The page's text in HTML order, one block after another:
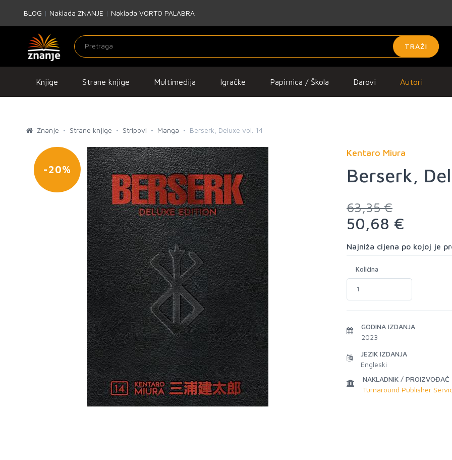
BLOG | Naklada ZNANJE | Naklada VORTO PALABRA
TRAŽI
Knjige Strane knjige Multimedija Igračke Papirnica / Škola Darovi Autori
Znanje Strane knjige Stripovi Manga Berserk, Deluxe vol. 14
-20%
Kentaro Miura
Berserk,
63,35 €
50,68 €
Najniža cijena po kojoj je
Količina
GODINA IZDANJA
2023
JEZIK IZDANJA
Engleski
NAKLADNIK / PROIZVOĐAČ
Turnaround Publisher